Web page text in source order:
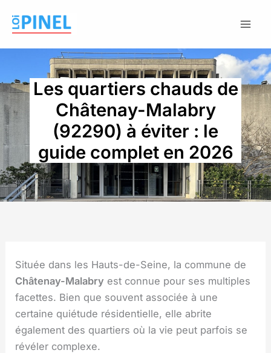
Les quartiers chauds de
Châtenay-Malabry
(92290) à éviter : le
guide complet en 2026
Située dans les Hauts-de-Seine, la commune de
Châtenay-Malabry est connue pour ses multiples
facettes. Bien que souvent associée à une
certaine quiétude résidentielle, elle abrite
également des quartiers où la vie peut parfois se
révéler complexe.